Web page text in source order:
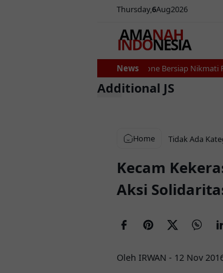
Thursday6Aug2026
News
Ribuan Petani Bone Bersiap Nikmati
Home Tidak Ada
Kecam
Aksi
Oleh IRWAN - 12 Nov
Additional JS